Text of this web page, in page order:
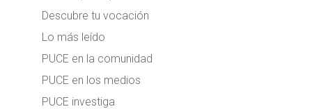
Descubre tu vocación
Lo más leído
PUCE en la comunidad
PUCE en los medios
PUCE investiga